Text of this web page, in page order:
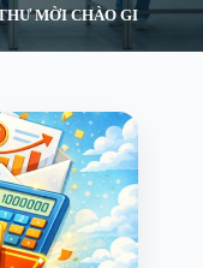
MỜI CHÀO GIÁ THỰC